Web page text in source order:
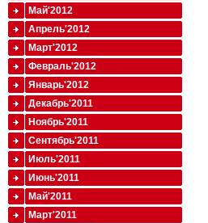
Май'2012
Апрель'2012
Март'2012
Февраль'2012
Январь'2012
Декабрь'2011
Ноябрь'2011
Сентябрь'2011
Июль'2011
Июнь'2011
Май'2011
Март'2011